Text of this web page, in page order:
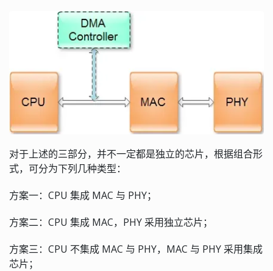
对于上述的三部分，并不一定都是独立的芯片，根据组合形
式，可分为下列几种类型：
方案一：CPU 集成 MAC 与 PHY；
方案二：CPU 集成 MAC，PHY 采用独立芯片；
方案三：CPU 不集成 MAC 与 PHY，MAC 与 PHY 采用集成
芯片；